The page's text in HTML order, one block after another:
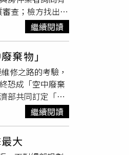
查；檢方找出司
罪的定義，至於騎
樓店面租給誰沒
外牆裝了3台
不滿外牆加裝冷
表達不認罪，他
始承租店面，當
全面延長追訴時
20年，新法生效
10年追訴期，可
照片，但都因
就是當年合約
繼續閱讀
棄物」
修之路的考驗，
恐成「空中廢棄
部共同訂定「建
以上的新建、增
宅區的建蔽率通
去年7月，丹娜
2,200公噸光電
繼續閱讀
大